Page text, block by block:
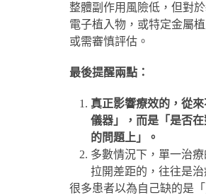
整體副作用風險低，但對
電子植入物，或特定金屬
或需審慎評估。
最後提醒兩點：
真正影響療效的，從
儀器」，而是「是否
的問題上」。
多數情況下，單一治
拉開差距的，往往是治
很多患者以為自己缺的是